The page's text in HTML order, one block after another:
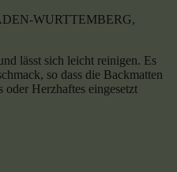
lässt sich leicht reinigen. Es
so dass die Backmatten
oder Herzhaftes eingesetzt